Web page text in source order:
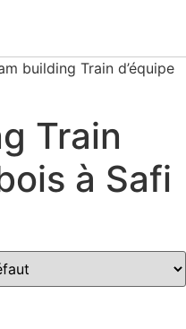
building Train d’équipe
Train
à Safi